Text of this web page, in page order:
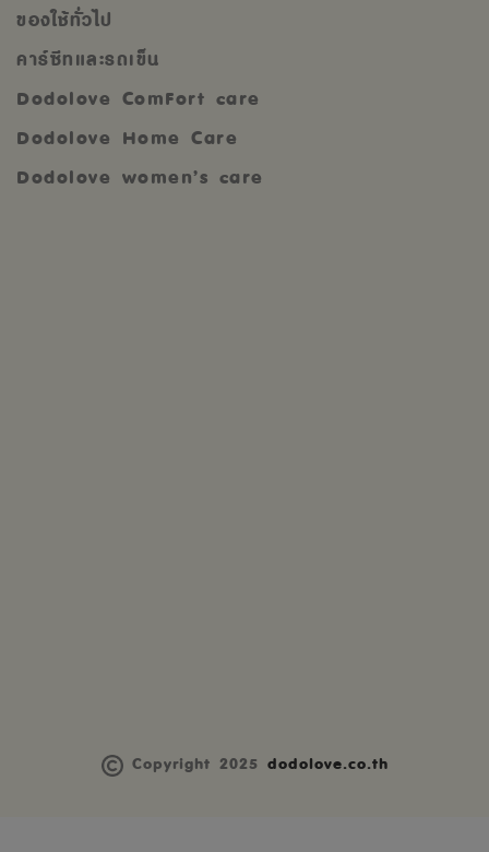
ของใช้ทั่วไป
คาร์ซีทและรถเข็น
Dodolove ComFort care
Dodolove Home Care
Dodolove women’s care
Copyright 2025 dodolove.co.th